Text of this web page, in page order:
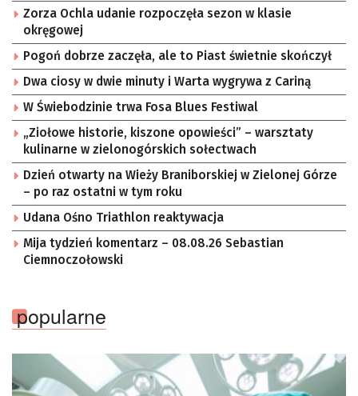
Zorza Ochla udanie rozpoczęła sezon w klasie
okręgowej
Pogoń dobrze zaczęła, ale to Piast świetnie skończył
Dwa ciosy w dwie minuty i Warta wygrywa z Cariną
W Świebodzinie trwa Fosa Blues Festiwal
„Ziołowe historie, kiszone opowieści” – warsztaty
kulinarne w zielonogórskich sołectwach
Dzień otwarty na Wieży Braniborskiej w Zielonej Górze
– po raz ostatni w tym roku
Udana Ośno Triathlon reaktywacja
Mija tydzień komentarz – 08.08.26 Sebastian
Ciemnoczołowski
popularne